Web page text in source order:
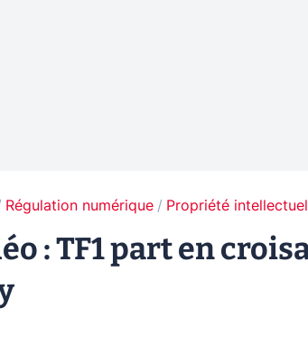
Régulation numérique Propriété
: TF1 part en